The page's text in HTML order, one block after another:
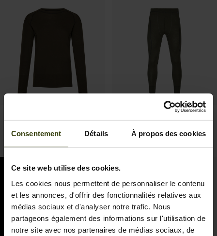
Consentement Détails À propos des cookies
Ce site web utilise des cookies.
Les cookies nous permettent de personnaliser le contenu
et les annonces, d'offrir des fonctionnalités relatives aux
médias sociaux et d'analyser notre trafic. Nous
partageons également des informations sur l'utilisation de
notre site avec nos partenaires de médias sociaux, de
Apex One Hundred L/S T-
shirt
Apex One Hundred Long
Johns